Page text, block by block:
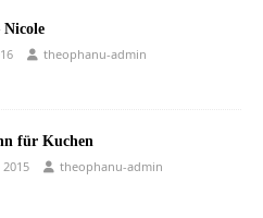
Nicole
theophanu-admin
für Kuchen
theophanu-admin